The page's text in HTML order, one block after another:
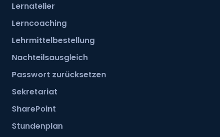
Lernatelier
Lerncoaching
Lehrmittelbestellung
Nachteilsausgleich
Passwort zurücksetzen
Sekretariat
SharePoint
Stundenplan